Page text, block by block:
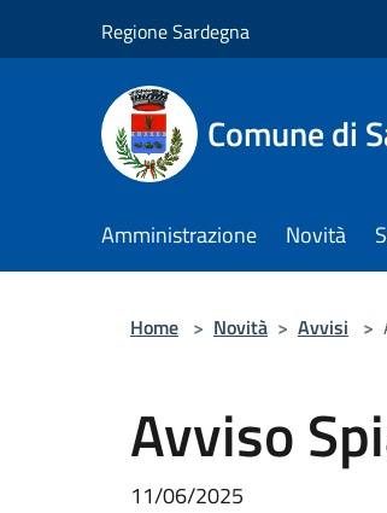
Regione Sardegna
Comune di
Amministrazione Novità
Home > Novità > Avvisi >
Avviso
11/06/2025